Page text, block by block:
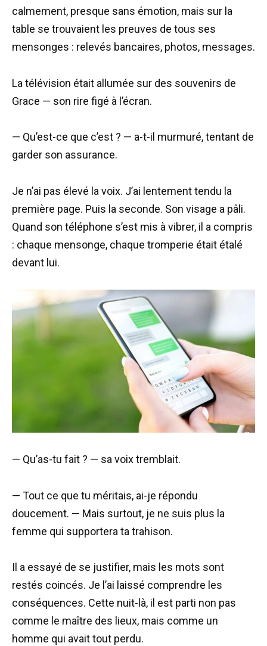
calmement, presque sans émotion, mais sur la
table se trouvaient les preuves de tous ses
mensonges : relevés bancaires, photos, messages.
La télévision était allumée sur des souvenirs de
Grace — son rire figé à l’écran.
— Qu’est-ce que c’est ? — a-t-il murmuré, tentant de
garder son assurance.
Je n’ai pas élevé la voix. J’ai lentement tendu la
première page. Puis la seconde. Son visage a pâli.
Quand son téléphone s’est mis à vibrer, il a compris
: chaque mensonge, chaque tromperie était étalé
devant lui.
— Qu’as-tu fait ? — sa voix tremblait.
— Tout ce que tu méritais, ai-je répondu
doucement. — Mais surtout, je ne suis plus la
femme qui supportera ta trahison.
Il a essayé de se justifier, mais les mots sont
restés coincés. Je l’ai laissé comprendre les
conséquences. Cette nuit-là, il est parti non pas
comme le maître des lieux, mais comme un
homme qui avait tout perdu.